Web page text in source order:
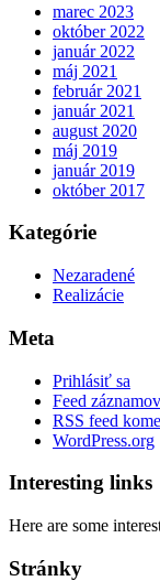
marec 2023
október 2022
január 2022
máj 2021
február 2021
január 2021
august 2020
máj 2019
január 2019
október 2017
Kategórie
Nezaradené
Realizácie
Meta
Prihlásiť sa
Feed záznamov
RSS feed
WordPress.org
Interesting links
Here are some
Stránky